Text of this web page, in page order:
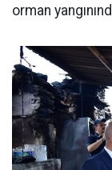
orman